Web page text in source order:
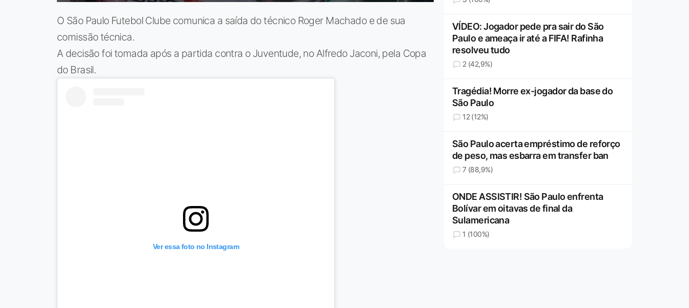
O São Paulo Futebol Clube comunica a saída do técnico Roger Machado e de sua
comissão técnica.
A decisão foi tomada após a partida contra o Juventude, no Alfredo Jaconi, pela Copa
do Brasil.
Ver essa foto no Instagram
VÍDEO: Jogador pede pra sair do São
Paulo e ameaça ir até a FIFA! Rafinha
resolveu tudo
2 (42,9%)
Tragédia! Morre ex-jogador da base do
São Paulo
12 (12%)
São Paulo acerta empréstimo de reforço
de peso, mas esbarra em transfer ban
7 (88,9%)
ONDE ASSISTIR! São Paulo enfrenta
Bolívar em oitavas de final da
Sulamericana
1 (100%)